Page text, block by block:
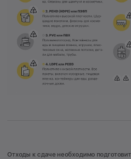
Отходы к сдаче необходимо